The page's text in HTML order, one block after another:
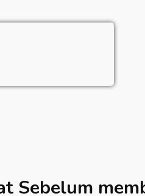
Sebelum